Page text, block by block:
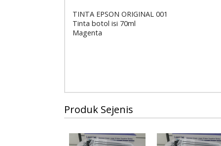
TINTA EPSON ORIGINAL 001
Tinta botol isi 70ml
Magenta
Produk Sejenis